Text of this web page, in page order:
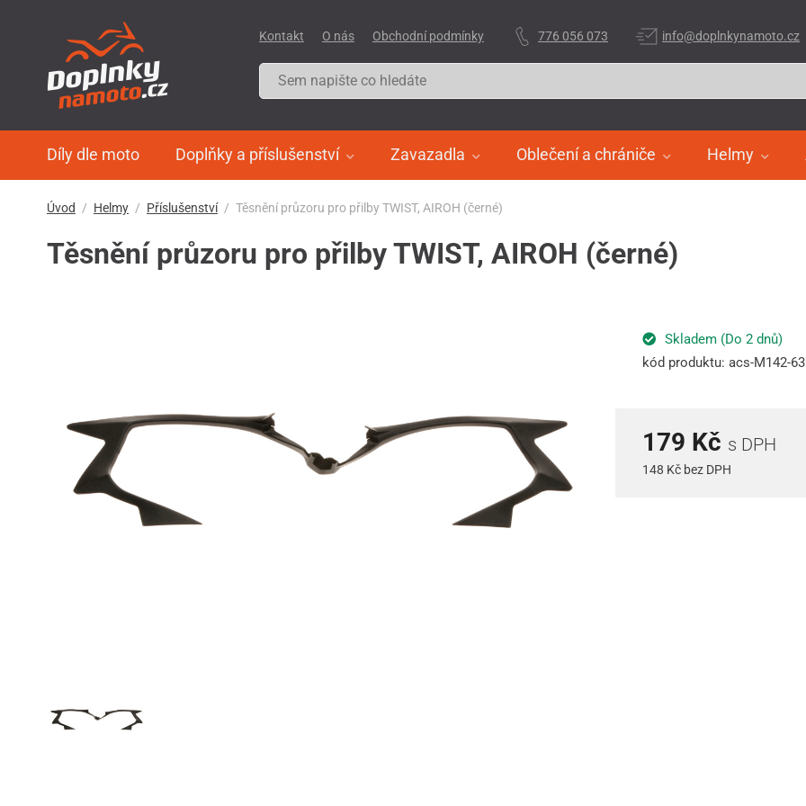
Díly dle moto Doplňky a příslušenství Zavazadla Oblečení a chrániče Helmy
Kontakt O nás Obchodní podmínky 776 056 073 info@doplnkynamoto.cz
Úvod Helmy Příslušenství Těsnění průzoru pro přilby TWIST, AIROH (černé)
Těsnění průzoru pro přilby TWIST, AIROH (černé)
Skladem (Do 2 dnů)
kód produktu: acs-M142-
179 Kč s DPH
148 Kč bez DPH